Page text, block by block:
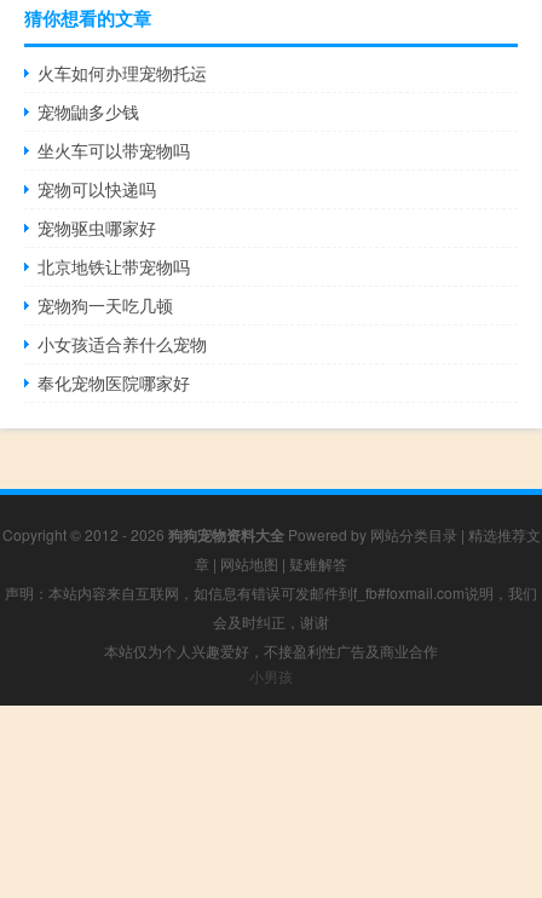
猜你想看的文章
火车如何办理宠物托运
宠物鼬多少钱
坐火车可以带宠物吗
宠物可以快递吗
宠物驱虫哪家好
北京地铁让带宠物吗
宠物狗一天吃几顿
小女孩适合养什么宠物
奉化宠物医院哪家好
Copyright © 2012 - 2026 狗狗宠物资料大全Powered by 网站分类目录 | 精选推荐文
章 | 网站地图 | 疑难解答
声明：本站内容来自互联网，如信息有错误可发邮件到f_fb#foxmail.com说明，我们
会及时纠正，谢谢
本站仅为个人兴趣爱好，不接盈利性广告及商业合作
小男孩